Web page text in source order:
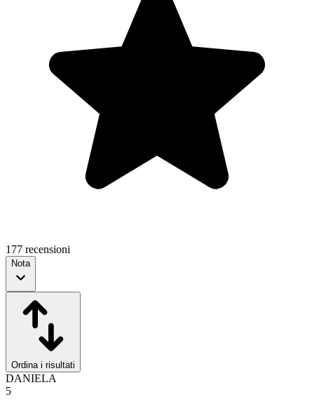
177 recensioni
Nota
Ordina i risultati
DANIELA
5